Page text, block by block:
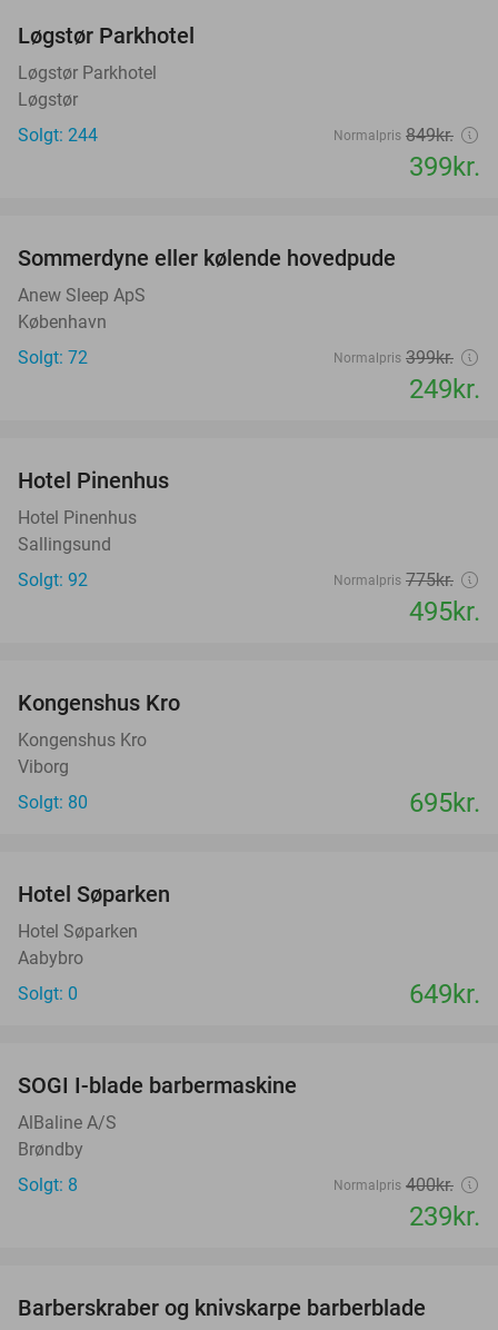
Løgstør Parkhotel
Løgstør Parkhotel
Løgstør
Solgt: 244
Normalpris 849kr.
399kr.
Sommerdyne eller kølende hovedpude
Anew Sleep ApS
København
Solgt: 72
Normalpris 399kr.
249kr.
Hotel Pinenhus
Hotel Pinenhus
Sallingsund
Solgt: 92
Normalpris 775kr.
495kr.
Kongenshus Kro
Kongenshus Kro
Viborg
Solgt: 80
695kr.
Hotel Søparken
Hotel Søparken
Aabybro
Solgt: 0
649kr.
SOGI I-blade barbermaskine
AlBaline A/S
Brøndby
Solgt: 8
Normalpris 400kr.
239kr.
Barberskraber og knivskarpe barberblade